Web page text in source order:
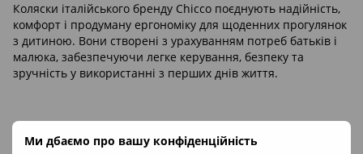
Ми дбаємо про вашу конфіденційність
Коляски італійського бренду Chicco поєднують надійність,
комфорт і продуману ергономіку для щоденних прогулянок
з дитиною. Вони створені з урахуванням потреб батьків і
малюка, забезпечуючи легке керування, безпеку та
зручність у використанні з перших днів життя.